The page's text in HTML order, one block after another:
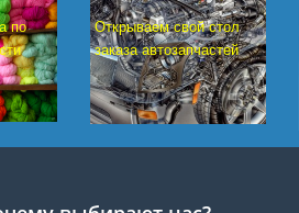
по
Открываем свой стол
заказа автозапчастей